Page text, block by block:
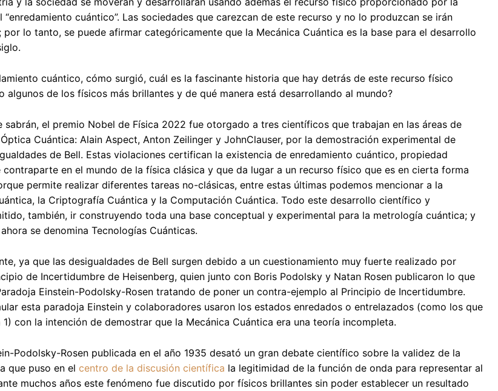
“enredamiento cuántico”. Las sociedades que carezcan de este recurso y no lo produzcan se irán
por lo tanto, se puede afirmar categóricamente que la Mecánica Cuántica es la base para el desarrollo
cuántico, cómo surgió, cuál es la fascinante historia que hay detrás de este recurso físico
algunos de los físicos más brillantes y de qué manera está desarrollando al mundo?
sabrán, el premio Nobel de Física 2022 fue otorgado a tres científicos que trabajan en las áreas de
Cuántica: Alain Aspect, Anton Zeilinger y JohnClauser, por la demostración experimental de
de Bell. Estas violaciones certifican la existencia de enredamiento cuántico, propiedad
en el mundo de la física clásica y que da lugar a un recurso físico que es en cierta forma
permite realizar diferentes tareas no-clásicas, entre estas últimas podemos mencionar a la
la Criptografía Cuántica y la Computación Cuántica. Todo este desarrollo científico y
también, ir construyendo toda una base conceptual y experimental para la metrología cuántica; y
se denomina Tecnologías Cuánticas.
ya que las desigualdades de Bell surgen debido a un cuestionamiento muy fuerte realizado por
de Incertidumbre de Heisenberg, quien junto con Boris Podolsky y Natan Rosen publicaron lo que
Einstein-Podolsky-Rosen tratando de poner un contra-ejemplo al Principio de Incertidumbre.
esta paradoja Einstein y colaboradores usaron los estados enredados o entrelazados (como los que
1) con la intención de demostrar que la Mecánica Cuántica era una teoría incompleta.
Podolsky-Rosen publicada en el año 1935 desató un gran debate científico sobre la validez de la
que puso en el centro de la discusión científica la legitimidad de la función de onda para representar al
muchos años este fenómeno fue discutido por físicos brillantes sin poder establecer un resultado